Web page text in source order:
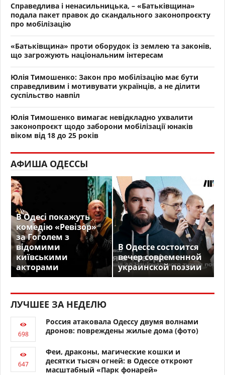
Справедлива і ненасильницька, – «Батьківщина»
подала пакет правок до скандального законопроєкту
про мобілізацію
«Батьківщина» проти оборудок із землею та законів,
що загрожують національним інтересам
Юлія Тимошенко: Закон про мобілізацію має бути
справедливим і мотивувати українців, а не ділити
суспільство навпіл
Юлія Тимошенко вимагає невідкладно ухвалити
законопроєкт щодо заборони мобілізації юнаків
віком від 18 до 25 років
АФИША ОДЕССЫ
В Одесі покажуть
комедію «Ревізор»
за Гоголем з
відомими
київськими
акторами
В Одессе состоится
вечер современной
украинской поэзии
ЛУЧШЕЕ ЗА НЕДЕЛЮ
Россия атаковала Одессу двумя волнами
дронов: повреждены жилые дома (фото)
Феи, драконы, магические кошки и
десятки тысяч огней: в Одессе откроют
масштабный «Парк фонарей»